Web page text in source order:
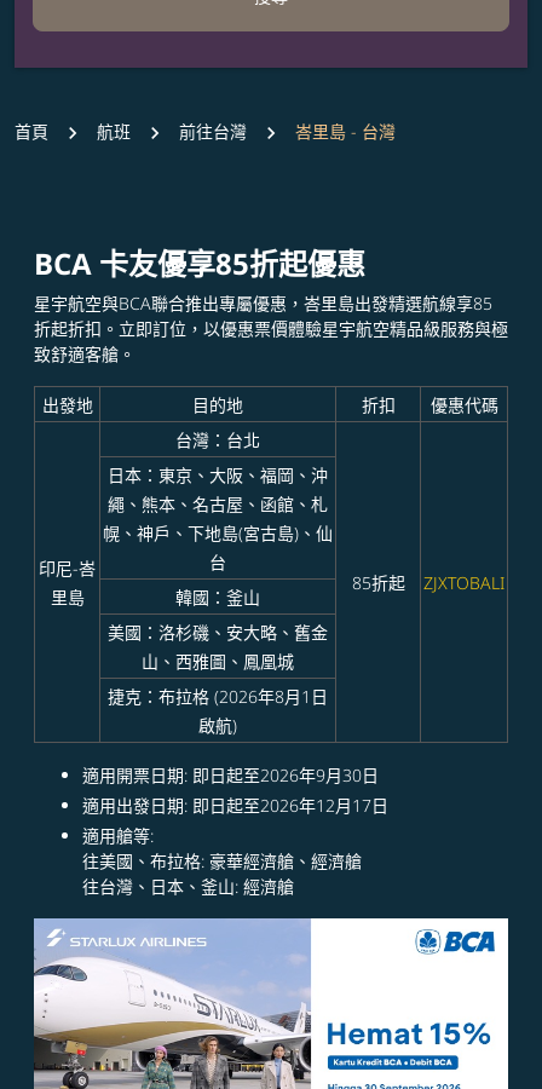
首頁 航班 前往台灣 峇里島 - 台灣
BCA 卡友優享85折起優惠
星宇航空與BCA聯合推出專屬優惠，峇里島出發精選航線享85
折起折扣。立即訂位，以優惠票價體驗星宇航空精品級服務與極
致舒適客艙。
出發地 目的地 折扣 優惠代碼
印尼-峇
里島
台灣：台北
85折起 ZJXTOBALI
日本：東京、大阪、福岡、沖
繩、熊本、名古屋、函館、札
幌、神戶、下地島(宮古島)、仙
台
韓國：釜山
美國：洛杉磯、安大略、舊金
山、西雅圖、鳳凰城
捷克：布拉格 (2026年8月1日
啟航)
適用開票日期: 即日起至2026年9月30日
適用出發日期: 即日起至2026年12月17日
適用艙等:
往美國、布拉格: 豪華經濟艙、經濟艙
往台灣、日本、釜山: 經濟艙